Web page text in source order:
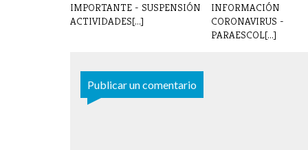
IMPORTANTE - SUSPENSIÓN
ACTIVIDADES[...]
INFORMACIÓN
CORONAVIRUS -
PARAESCOL[...]
Publicar un comentario